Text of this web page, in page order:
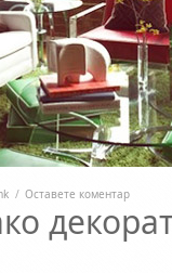
/ Оставете коментар